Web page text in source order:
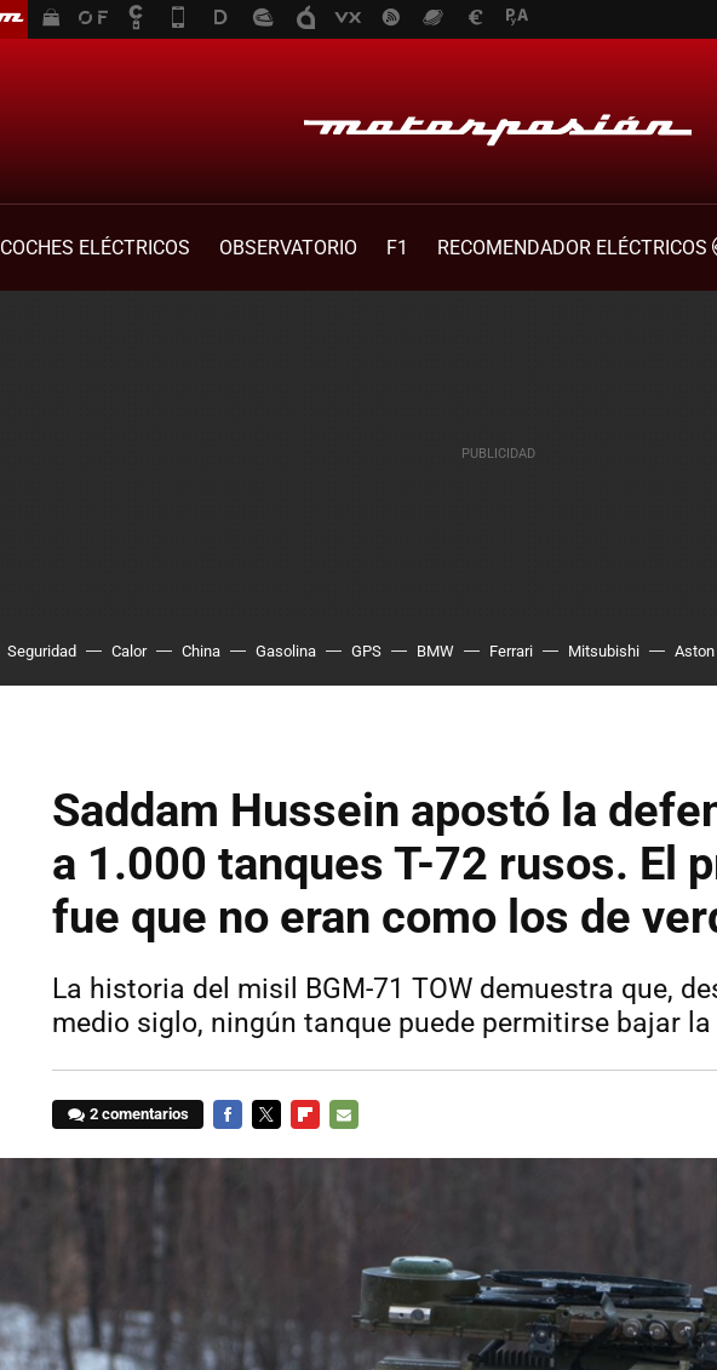
COCHES ELÉCTRICOS OBSERVATORIO F1
RECOMENDADOR ELÉCTRICOS
Seguridad Calor China Gasolina GPS BMW Ferrari Mitsubishi
Saddam Hussein apostó la
a 1.000 tanques T-72 rusos. El
fue que no eran como los de
La historia del misil BGM-71 TOW demuestra que,
medio siglo, ningún tanque puede permitirse bajar
2 comentarios